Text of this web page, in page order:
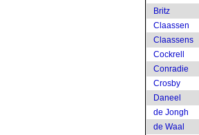
Britz
Claassen
Claassens
Cockrell
Conradie
Crosby
Daneel
de Jongh
de Waal